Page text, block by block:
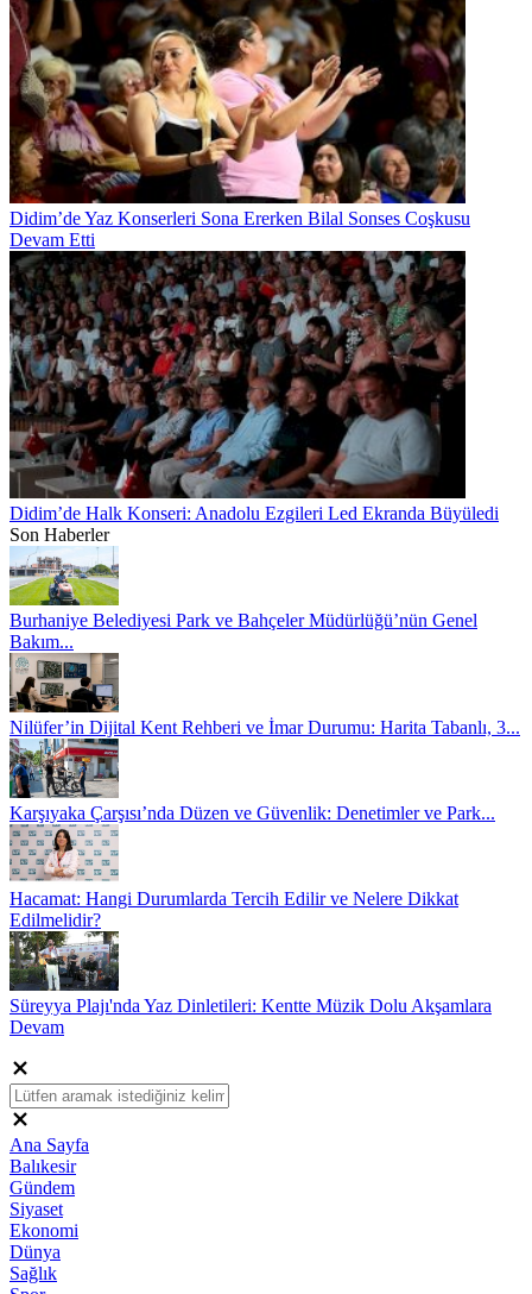
Didim’de Yaz Konserleri Sona Ererken Bilal Sonses Coşkusu
Devam Etti
Didim’de Halk Konseri: Anadolu Ezgileri Led Ekranda Büyüledi
Son Haberler
Burhaniye Belediyesi Park ve Bahçeler Müdürlüğü’nün Genel
Bakım...
Nilüfer’in Dijital Kent Rehberi ve İmar Durumu: Harita Tabanlı, 3...
Karşıyaka Çarşısı’nda Düzen ve Güvenlik: Denetimler ve Park...
Hacamat: Hangi Durumlarda Tercih Edilir ve Nelere Dikkat
Edilmelidir?
Süreyya Plajı'nda Yaz Dinletileri: Kentte Müzik Dolu Akşamlara
Devam
Ana Sayfa
Balıkesir
Gündem
Siyaset
Ekonomi
Dünya
Sağlık